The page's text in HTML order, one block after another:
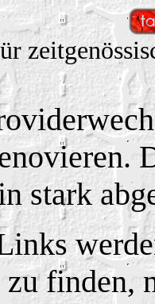
stark
zu finden,